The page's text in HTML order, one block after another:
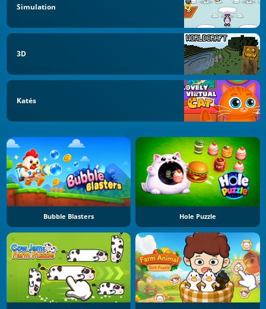
Simulation
3D
Katės
Bubble Blasters Hole Puzzle